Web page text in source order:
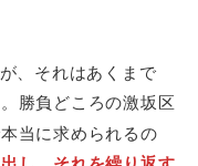
、それはあくまで
。勝負どころの激坂区
当に求められるの